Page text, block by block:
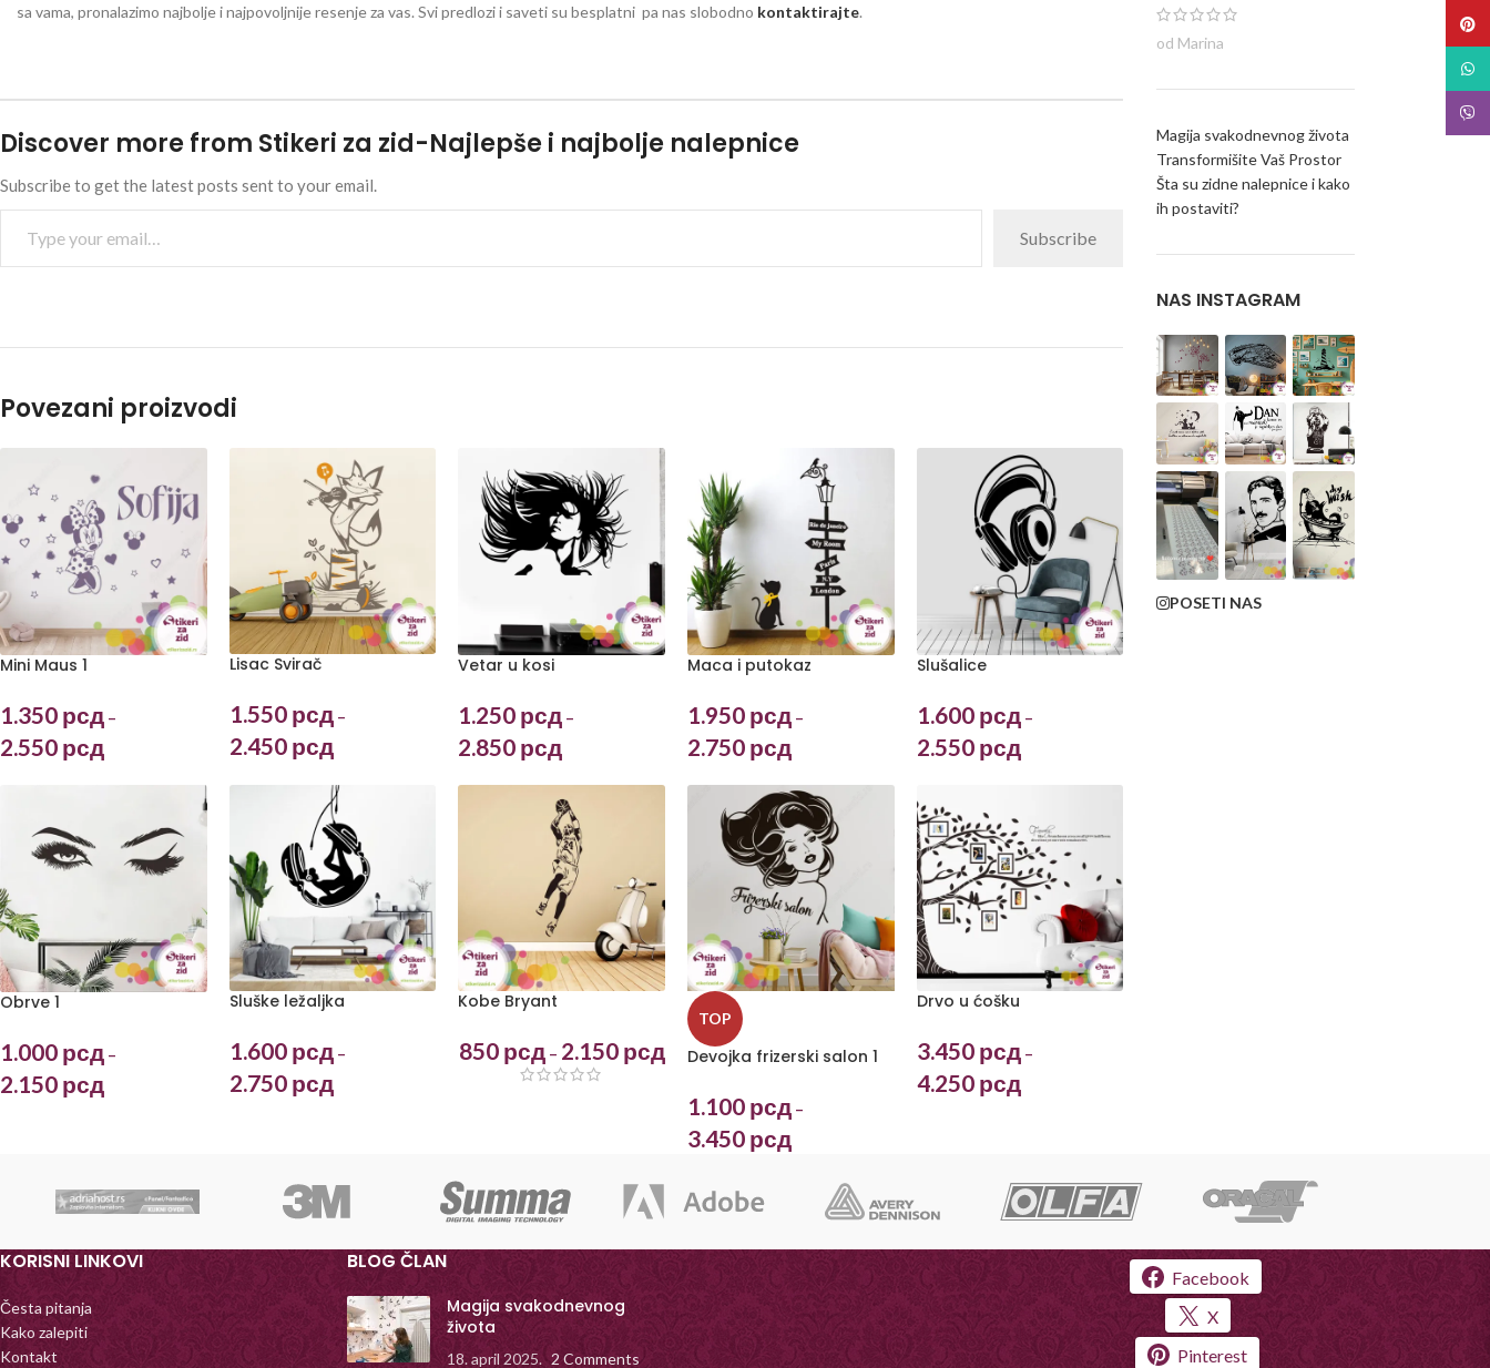
sa vama, pronalazimo najbolje i najpovoljnije resenje za vas. Svi predlozi i saveti su besplatni pa nas slobodno kontaktirajte.
Discover more from Stikeri za zid-Najlepše i najbolje nalepnice
Subscribe to get the latest posts sent to your email.
Subscribe
Povezani proizvodi
Mini Maus 1
1.350 рсд –
2.550 рсд
Lisac Svirač
1.550 рсд –
2.450 рсд
Vetar u kosi
1.250 рсд –
2.850 рсд
Maca i putokaz
1.950 рсд –
2.750 рсд
Slušalice
1.600 рсд –
2.550 рсд
Obrve 1
1.000 рсд –
2.150 рсд
Sluške ležaljka
1.600 рсд –
2.750 рсд
Kobe Bryant
850 рсд – 2.150 рсд
TOP
Devojka frizerski salon 1
1.100 рсд –
3.450 рсд
Drvo u ćošku
3.450 рсд –
4.250 рсд
od Marina
Magija svakodnevnog života
Transformišite Vaš Prostor
Šta su zidne nalepnice i kako
ih postaviti?
NAS INSTAGRAM
POSETI NAS
KORISNI LINKOVI
Česta pitanja
Kako zalepiti
Kontakt
BLOG ČLAN
Magija svakodnevnog
života
18. april 2025. 2 Comments
Facebook
X
Pinterest
Viber